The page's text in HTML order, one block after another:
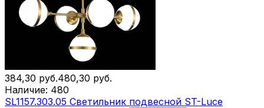
384,30 руб.480,30 руб.
Наличие: 480
SL1157.303.05 Светильник подвесной ST-Luce